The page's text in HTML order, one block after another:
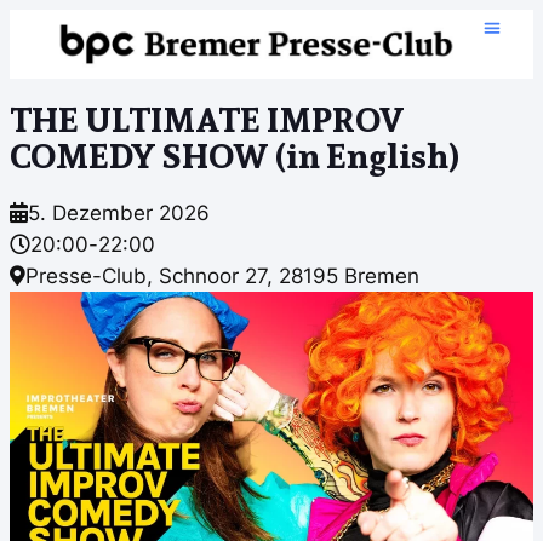
THE ULTIMATE IMPROV
COMEDY SHOW (in English)
5. Dezember 2026
20:00-22:00
Presse-Club, Schnoor 27, 28195 Bremen